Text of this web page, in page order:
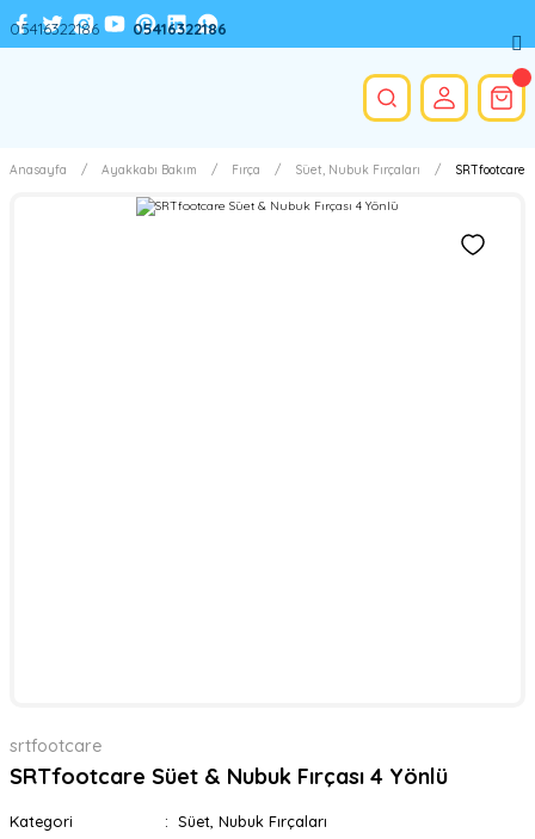
Anasayfa Ayakkabı Bakım Fırça Süet, Nubuk Fırçaları SRTfootcare
srtfootcare
SRTfootcare Süet & Nubuk Fırçası 4 Yönlü
Kategori
Süet, Nubuk Fırçaları
05416322186 05416322186